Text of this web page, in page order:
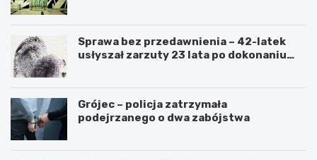
Sprawa bez przedawnienia – 42-latek
usłyszał zarzuty 23 lata po dokonaniu
Grójec – policja zatrzymała
podejrzanego o dwa zabójstwa